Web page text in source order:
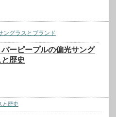
ングラスとブランド
バーピープルの偏光サング
歴史
と歴史